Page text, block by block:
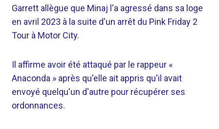
Garrett allègue que Minaj l'a agressé dans sa loge
en avril 2023 à la suite d'un arrêt du Pink Friday 2
Tour à Motor City.
Il affirme avoir été attaqué par le rappeur «
Anaconda » après qu'elle ait appris qu'il avait
envoyé quelqu'un d'autre pour récupérer ses
ordonnances.